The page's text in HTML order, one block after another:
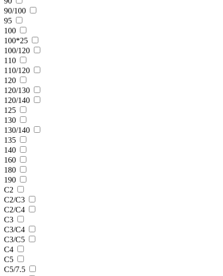
90/100
95
100
100*25
100/120
110
110/120
120
120/130
120/140
125
130
130/140
135
140
160
180
190
C2
C2/C3
C2/C4
C3
C3/C4
C3/C5
C4
C5
C5/7.5